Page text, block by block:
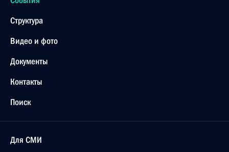
Структура
Видео и фото
Документы
Контакты
Поиск
Для СМИ